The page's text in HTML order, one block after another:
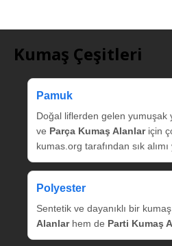
Kumaş Çeşitleri
Pamuk
Doğal liflerden gelen yumuşak
ve Parça Kumaş Alanlariçin
kumas.org tarafından sık alımı
Polyester
Sentetik ve dayanıklı bir
Alanlarhem de Parti Kumaş